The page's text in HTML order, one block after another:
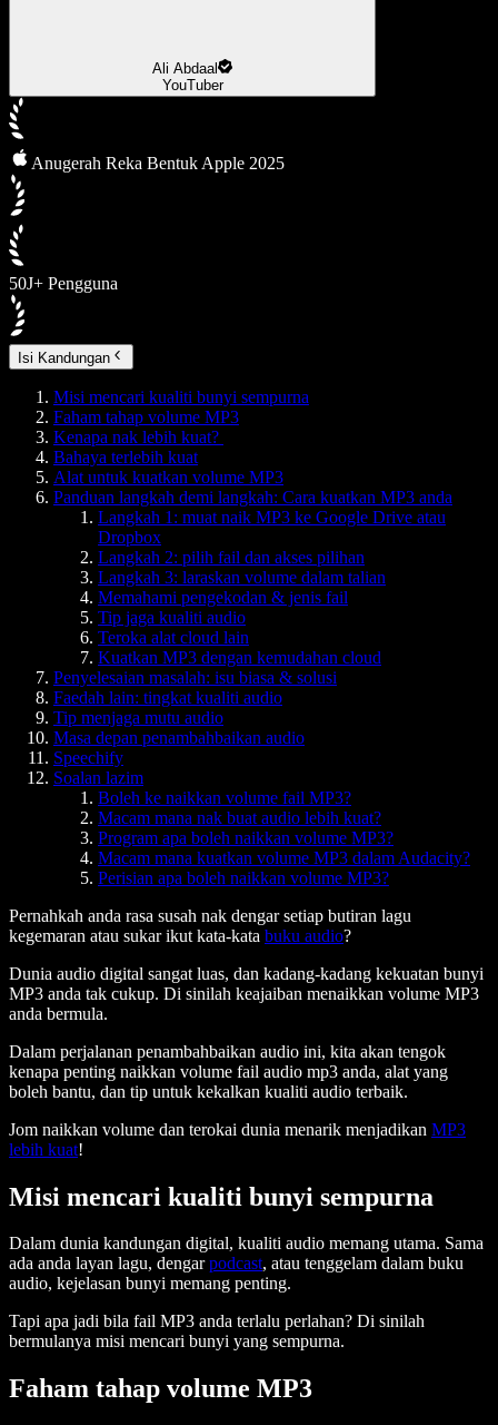
Ali Abdaal
YouTuber
Anugerah Reka Bentuk Apple 2025
50J+ Pengguna
Isi Kandungan
Misi mencari kualiti bunyi sempurna
Faham tahap volume MP3
Kenapa nak lebih kuat?
Bahaya terlebih kuat
Alat untuk kuatkan volume MP3
Panduan langkah demi langkah: Cara kuatkan MP3 anda
Langkah 1: muat naik MP3 ke Google Drive atau
Dropbox
Langkah 2: pilih fail dan akses pilihan
Langkah 3: laraskan volume dalam talian
Memahami pengekodan & jenis fail
Tip jaga kualiti audio
Teroka alat cloud lain
Kuatkan MP3 dengan kemudahan cloud
Penyelesaian masalah: isu biasa & solusi
Faedah lain: tingkat kualiti audio
Tip menjaga mutu audio
Masa depan penambahbaikan audio
Speechify
Soalan lazim
Boleh ke naikkan volume fail MP3?
Macam mana nak buat audio lebih kuat?
Program apa boleh naikkan volume MP3?
Macam mana kuatkan volume MP3 dalam Audacity?
Perisian apa boleh naikkan volume MP3?
Pernahkah anda rasa susah nak dengar setiap butiran lagu
kegemaran atau sukar ikut kata-kata buku audio?
Dunia audio digital sangat luas, dan kadang-kadang kekuatan bunyi
MP3 anda tak cukup. Di sinilah keajaiban menaikkan volume MP3
anda bermula.
Dalam perjalanan penambahbaikan audio ini, kita akan tengok
kenapa penting naikkan volume fail audio mp3 anda, alat yang
boleh bantu, dan tip untuk kekalkan kualiti audio terbaik.
Jom naikkan volume dan terokai dunia menarik menjadikan MP3
lebih kuat!
Misi mencari kualiti bunyi sempurna
Dalam dunia kandungan digital, kualiti audio memang utama. Sama
ada anda layan lagu, dengarpodcast, atau tenggelam dalam buku
audio, kejelasan bunyi memang penting.
Tapi apa jadi bila fail MP3 anda terlalu perlahan? Di sinilah
bermulanya misi mencari bunyi yang sempurna.
Faham tahap volume MP3